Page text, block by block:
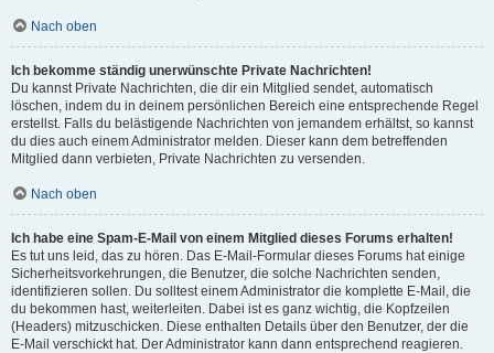
Nach oben
Ich bekomme ständig unerwünschte Private Nachrichten!
Du kannst Private Nachrichten, die dir ein Mitglied sendet, automatisch
löschen, indem du in deinem persönlichen Bereich eine entsprechende Regel
erstellst. Falls du belästigende Nachrichten von jemandem erhältst, so kannst
du dies auch einem Administrator melden. Dieser kann dem betreffenden
Mitglied dann verbieten, Private Nachrichten zu versenden.
Nach oben
Ich habe eine Spam-E-Mail von einem Mitglied dieses Forums erhalten!
Es tut uns leid, das zu hören. Das E-Mail-Formular dieses Forums hat einige
Sicherheitsvorkehrungen, die Benutzer, die solche Nachrichten senden,
identifizieren sollen. Du solltest einem Administrator die komplette E-Mail, die
du bekommen hast, weiterleiten. Dabei ist es ganz wichtig, die Kopfzeilen
(Headers) mitzuschicken. Diese enthalten Details über den Benutzer, der die
E-Mail verschickt hat. Der Administrator kann dann entsprechend reagieren.